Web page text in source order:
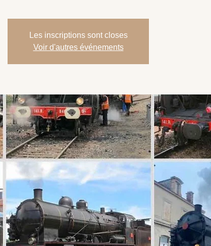
Les inscriptions sont closes
Voir d'autres événements